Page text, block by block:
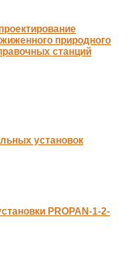
природного
станций
установок
PROPAN-1-2-